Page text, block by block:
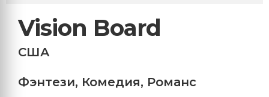
Vision Board
США
Фэнтези, Комедия, Романс